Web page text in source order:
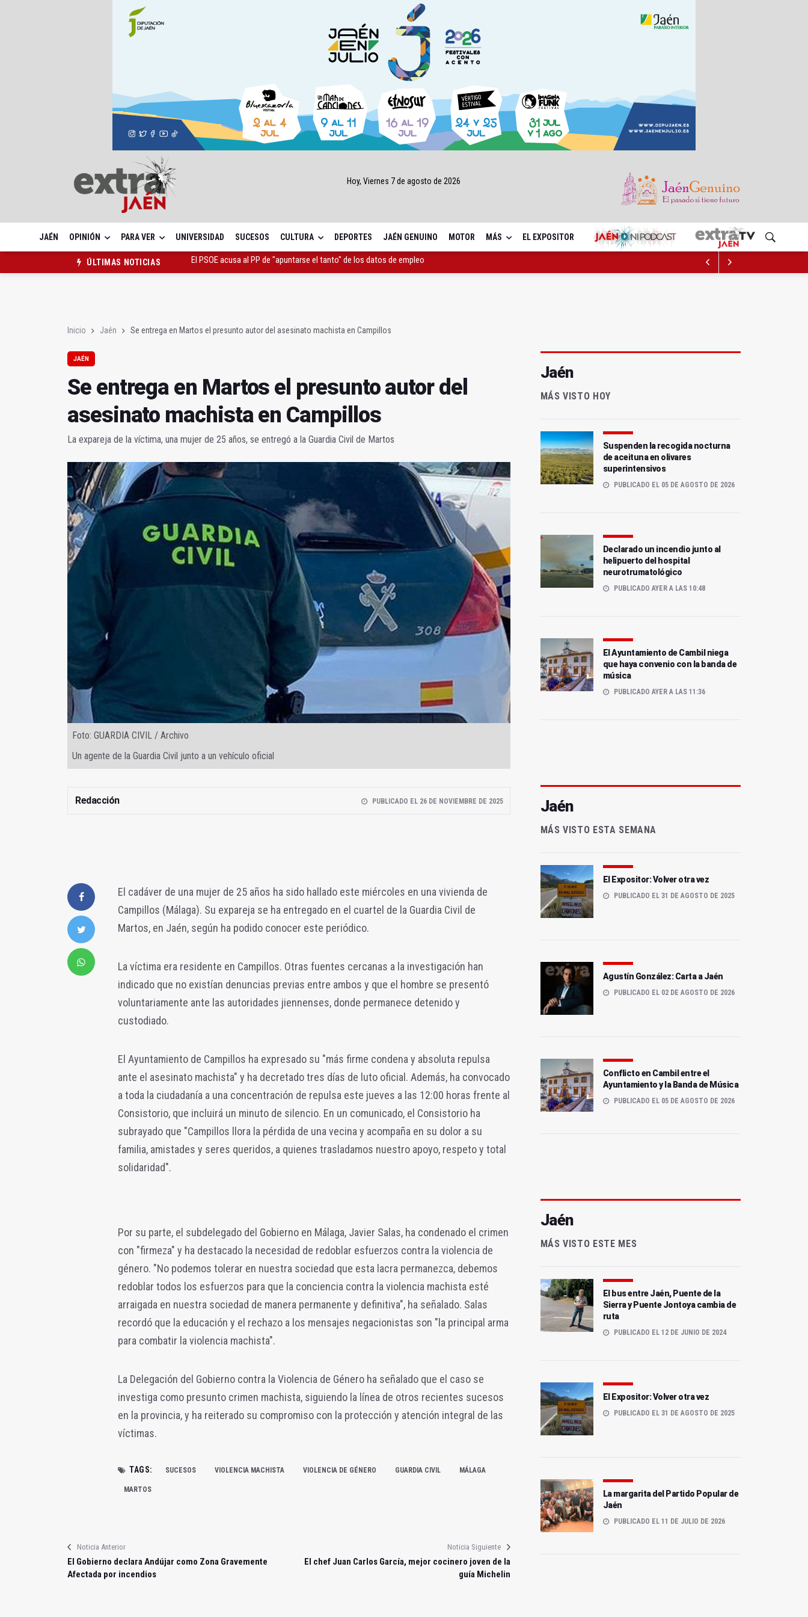
Hoy, Viernes 7 de agosto de 2026
JAÉN OPINIÓN PARA VER UNIVERSIDAD SUCESOS CULTURA DEPORTES JAÉN GENUINO MOTOR MÁS EL EXPOSITOR
ÚLTIMAS NOTICIAS
El Centro Andaluz de las Letras trae a Jaén al filósofo Omar Linares
Inicio Jaén Se entrega en Martos el presunto autor del asesinato machista en Campillos
JAÉN
Se entrega en Martos el presunto autor del
asesinato machista en Campillos
La expareja de la víctima, una mujer de 25 años, se entregó a la Guardia Civil de Martos
Foto: GUARDIA CIVIL / Archivo
Un agente de la Guardia Civil junto a un vehículo oficial
Redacción PUBLICADO EL 26 DE NOVIEMBRE DE 2025
El cadáver de una mujer de 25 años ha sido hallado este miércoles en una vivienda de
Campillos (Málaga). Su expareja se ha entregado en el cuartel de la Guardia Civil de
Martos, en Jaén, según ha podido conocer este periódico.
La víctima era residente en Campillos. Otras fuentes cercanas a la investigación han
indicado que no existían denuncias previas entre ambos y que el hombre se presentó
voluntariamente ante las autoridades jiennenses, donde permanece detenido y
custodiado.
El Ayuntamiento de Campillos ha expresado su "más firme condena y absoluta repulsa
ante el asesinato machista" y ha decretado tres días de luto oficial. Además, ha convocado
a toda la ciudadanía a una concentración de repulsa este jueves a las 12:00 horas frente al
Consistorio, que incluirá un minuto de silencio. En un comunicado, el Consistorio ha
subrayado que "Campillos llora la pérdida de una vecina y acompaña en su dolor a su
familia, amistades y seres queridos, a quienes trasladamos nuestro apoyo, respeto y total
solidaridad".
Por su parte, el subdelegado del Gobierno en Málaga, Javier Salas, ha condenado el crimen
con "firmeza" y ha destacado la necesidad de redoblar esfuerzos contra la violencia de
género. "No podemos tolerar en nuestra sociedad que esta lacra permanezca, debemos
redoblar todos los esfuerzos para que la conciencia contra la violencia machista esté
arraigada en nuestra sociedad de manera permanente y definitiva", ha señalado. Salas
recordó que la educación y el rechazo a los mensajes negacionistas son "la principal arma
para combatir la violencia machista".
La Delegación del Gobierno contra la Violencia de Género ha señalado que el caso se
investiga como presunto crimen machista, siguiendo la línea de otros recientes sucesos
en la provincia, y ha reiterado su compromiso con la protección y atención integral de las
víctimas.
TAGS: SUCESOS VIOLENCIA MACHISTA VIOLENCIA DE GÉNERO GUARDIA CIVIL MÁLAGA
MARTOS
Noticia Anterior
El Gobierno declara Andújar como Zona Gravemente
Afectada por incendios
Noticia Siguiente
El chef Juan Carlos García, mejor cocinero joven de la
guía Michelin
Jaén
MÁS VISTO HOY
Suspenden la recogida nocturna
de aceituna en olivares
superintensivos
PUBLICADO EL 05 DE AGOSTO DE 2026
Declarado un incendio junto al
helipuerto del hospital
neurotrumatológico
PUBLICADO AYER A LAS 10:48
El Ayuntamiento de Cambil niega
que haya convenio con la banda de
música
PUBLICADO AYER A LAS 11:36
Jaén
MÁS VISTO ESTA SEMANA
El Expositor: Volver otra vez
PUBLICADO EL 31 DE AGOSTO DE 2025
Agustín González: Carta a Jaén
PUBLICADO EL 02 DE AGOSTO DE 2026
Conflicto en Cambil entre el
Ayuntamiento y la Banda de Música
PUBLICADO EL 05 DE AGOSTO DE 2026
Jaén
MÁS VISTO ESTE MES
El bus entre Jaén, Puente de la
Sierra y Puente Jontoya cambia de
ruta
PUBLICADO EL 12 DE JUNIO DE 2024
El Expositor: Volver otra vez
PUBLICADO EL 31 DE AGOSTO DE 2025
La margarita del Partido Popular de
Jaén
PUBLICADO EL 11 DE JULIO DE 2026